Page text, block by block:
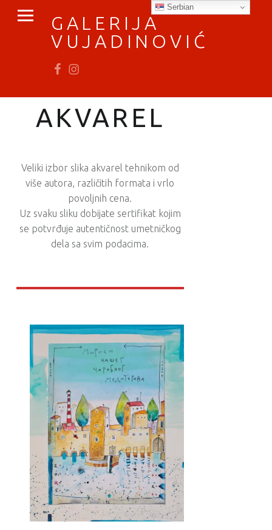
GALERIJA
VUJADINOVIĆ
AKVAREL
Veliki izbor slika akvarel tehnikom od
više autora, različitih formata i vrlo
povoljnih cena.
Uz svaku sliku dobijate sertifikat kojim
se potvrđuje autentičnost umetničkog
dela sa svim podacima.
Serbian